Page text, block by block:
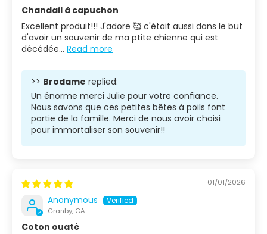
Chandail à capuchon
Excellent produit!!! J'adore 🥰 c'était aussi dans le but
d'avoir un souvenir de ma ptite chienne qui est
décédée... Read more
>> Brodame replied:
Un énorme merci Julie pour votre confiance.
Nous savons que ces petites bêtes à poils font
partie de la famille. Merci de nous avoir choisi
pour immortaliser son souvenir!!
01/01/2026
Anonymous
Granby, CA
Coton ouaté